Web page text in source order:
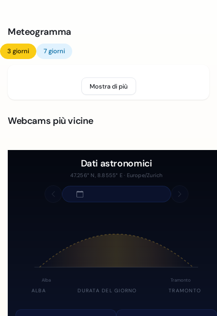
Meteogramma
3 giorni 7 giorni
Mostra di più
Webcams più vicine
Dati astronomici
47.256° N, 8.8555° E · Europe/Zurich
Alba Tramonto
ALBA DURATA DEL GIORNO TRAMONTO